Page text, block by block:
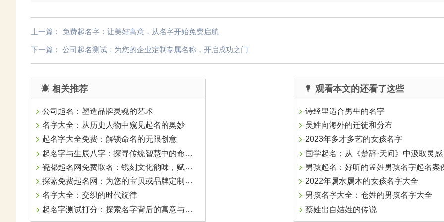
上一篇： 免费起名字：让美好寓意，从名字开始免费启航
下一篇： 公司起名测试：为您的企业定制专属名称，开启成功之门
相关推荐
公司起名：塑造品牌灵魂的艺术
名字大全：从历史人物中窥见起名的奥妙
起名字大全免费：解锁命名的无限创意
起名字与生辰八字：探寻传统智慧中的命名艺术
瓷都起名网免费取名：镌刻文化韵味，赋予名字以灵魂
探索免费起名网：为您的宝贝或品牌定制独一无二的名字
名字大全：交织的时代旋律
起名字测试打分：探索名字背后的寓意与魅力
观看本文的还看了这些
诗经里适合男生的名字
吴姓向海外的迁徒和分布
2023年多才多艺的女孩名字
国学起名：从《楚辞·天问》中汲取灵感，探索传统文化
男孩起名：好听的孟姓男孩名字起名案
2022年属水属木的女孩名字大全
男孩名字大全：仓姓的男孩名字大全
蔡姓出自姞姓的传说